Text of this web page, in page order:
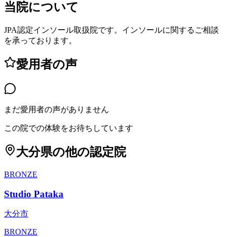
当院について
JPA認定インソール取扱院です。インソールに関するご相談
を承っております。
愛用者の声
まだ愛用者の声がありません
この院での体験をお待ちしています
大分県の他の認定院
BRONZE
Studio Pataka
大分市
BRONZE